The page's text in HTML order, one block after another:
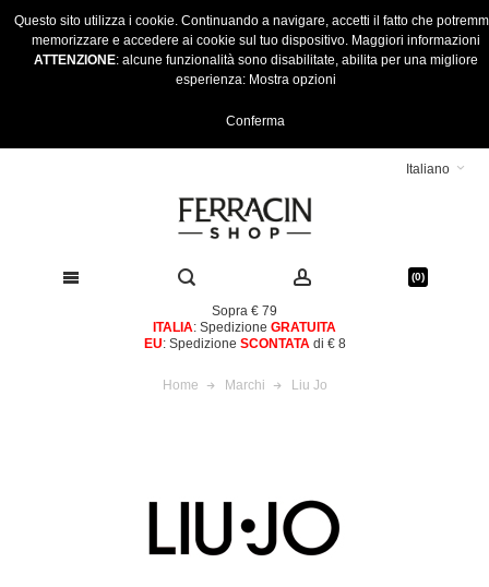
Questo sito utilizza i cookie. Continuando a navigare, accetti il fatto che
memorizzare e accedere ai cookie sul tuo dispositivo. Maggiori informazioni
ATTENZIONE: alcune funzionalità sono disabilitate, abilita per una migliore
esperienza: Mostra opzioni
Conferma
Italiano
(0)
Sopra € 79
ITALIA: Spedizione GRATUITA
EU: Spedizione SCONTATAdi € 8
Home Marchi Liu Jo